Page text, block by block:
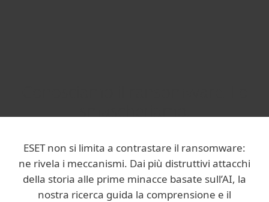
ESET non si limita a contrastare il ransomware:
ne rivela i meccanismi. Dai più distruttivi attacchi
della storia alle prime minacce basate sull’AI, la
nostra ricerca guida la comprensione e il